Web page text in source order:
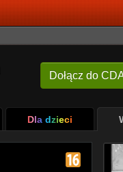
Dołącz do
Dla dzieci